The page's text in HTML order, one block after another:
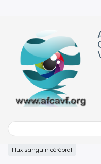
Search
Search
Flux sanguin cérébral